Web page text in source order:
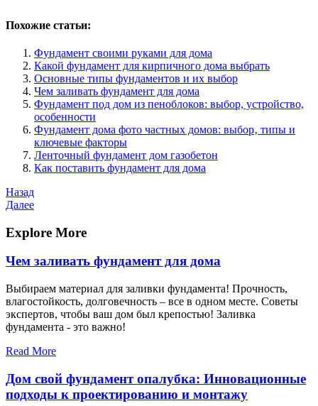
Похожие статьи:
Фундамент своими руками для дома
Какой фундамент для кирпичного дома выбрать
Основные типы фундаментов и их выбор
Чем заливать фундамент для дома
Фундамент под дом из пеноблоков: выбор, устройство,
особенности
Фундамент дома фото частных домов: выбор‚ типы и
ключевые факторы
Ленточный фундамент дом газобетон
Как поставить фундамент для дома
Навигация
по
записям
Предыдущая
запись
Назад
Следующая
Далее
Explore More
Чем заливать фундамент для дома
Выбираем материал для заливки фундамента! Прочность,
влагостойкость, долговечность – все в одном месте. Советы
экспертов, чтобы ваш дом был крепостью! Заливка
фундамента - это важно!
Read More
Дом свой фундамент опалубка: Инновационные
подходы к проектированию и монтажу